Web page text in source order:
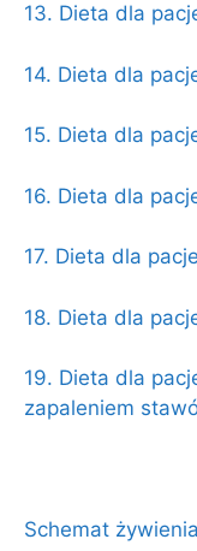
13. Dieta dla
14. Dieta dla
15. Dieta dla
16. Dieta dla
17. Dieta dla
18. Dieta dla
19. Dieta dla
zapaleniem
Schemat